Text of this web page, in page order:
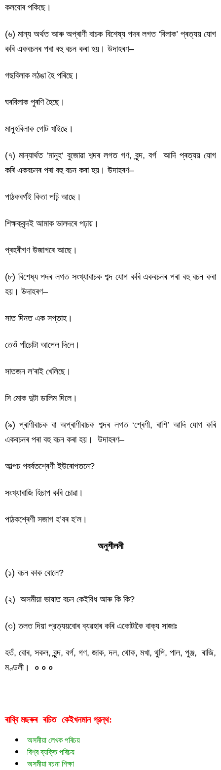
কলবোৰ পকিছে।
(৬) মান্য অৰ্থত আৰু অপ্ৰাণী বাচক বিশেষ্য পদৰ লগত ‘বিলাক’ প্ৰত্যয় যোগ
কৰি একবচনৰ পৰা বহু বচন কৰা হয়। উদাহৰণ–
গছবিলাক লঠঙা হৈ পৰিছে।
ঘৰবিলাক পুৰণি হৈছে।
মানুহবিলাক গোট খাইছে।
(৭) মান্যাৰ্থত ‘মানুহ‘ বুজোৱা শব্দৰ লগত গণ, বৃন্দ, বৰ্গ আদি প্ৰত্যয় যোগ
কৰি একবচনৰ পৰা বহু বচন কৰা হয়। উদাহৰণ–
পাঠকবৰ্গই কিতা পঢ়ি আছে।
শিক্ষকবৃন্দই আমাক ভালদৰে পঢ়ায়।
প্ৰহৰীগণ উজাগৰে আছে।
(৮) বিশেষ্য পদৰ লগত সংখ্যাবাচক শব্দ যোগ কৰি একবচনৰ পৰা বহু বচন কৰা
হয়। উদাহৰণ–
সাত দিনত এক সপ্তাহ।
তেওঁ পাঁচোটা আপেল দিলে।
সাতজন ল’ৰাই খেলিছে।
সি মোক দুটা ডালিম দিলে।
(৯) প্ৰাণীবাচক বা অপ্ৰাণীবাচক শব্দৰ লগত ‘শ্ৰেণী, ৰাশি’ আদি যোগ কৰি
একবচনৰ পৰা বহু বচন কৰা হয়। উদাহৰণ–
আল্পচ পবৰ্বতশ্ৰেণী ইউৰোপতনে?
সংখ্যাৰাজি হিচাপ কৰি চোৱা।
পাঠকশ্ৰেণী সজাগ হ’বৰ হ’ল।
অনুশীলনী
(১) বচন কাক বোলে?
(২) অসমীয়া ভাষাত বচন কেইবিধ আৰু কি কি?
(৩) তলত দিয়া প্রত্যয়বোৰ ব্যৱহাৰ কৰি একোটাকৈ বাক্য সাজাঃ
হতঁ, বোৰ, সকল, বৃন্দ, বৰ্গ, গণ, জাক, দল, থোক, মখা, থুপি, পাল, পুঞ্জ, ৰাজি,
মণ্ডলী। ০ ০ ০
ৰাব্বি মছৰুৰ  ৰচিত কেইখনমান গ্রন্থ:
অসমীয়া লেখক পৰিচয়
বিশ্ব ব্যক্তি পৰিচয়
অসমীয়া ৰচনা শিক্ষা